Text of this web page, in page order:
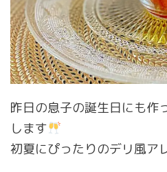
昨日の息子の誕生日にも作
します
初夏にぴったりのデリ風ア